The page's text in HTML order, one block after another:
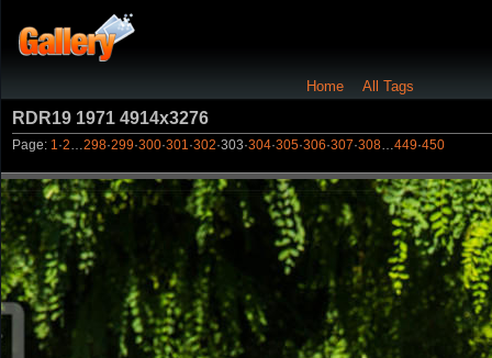
Home All Tags
RDR19 1971 4914x3276
Page: 1 ·2 298·299·300·301 ·302·303·304·305·306·307·308 449·450